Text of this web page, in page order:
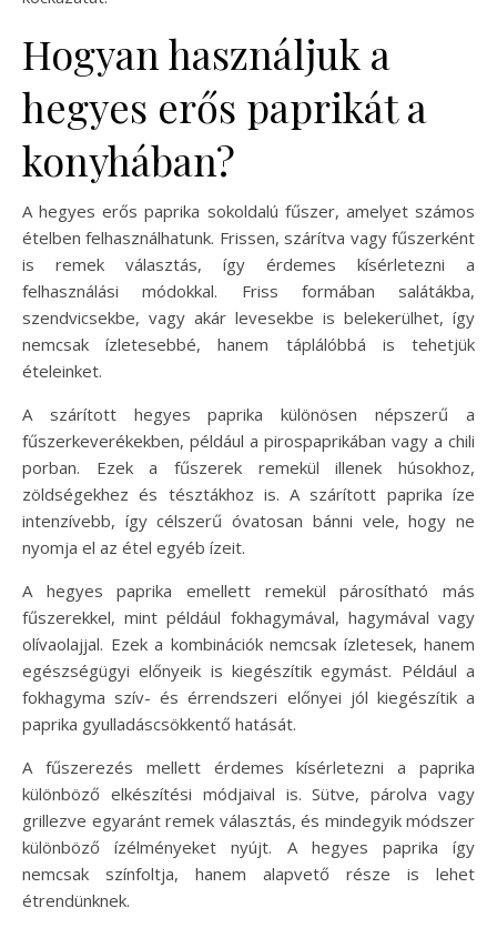
Hogyan használjuk a
hegyes erős paprikát a
konyhában?
A hegyes erős paprika sokoldalú fűszer, amelyet számos
ételben felhasználhatunk. Frissen, szárítva vagy fűszerként
is remek választás, így érdemes kísérletezni a
felhasználási módokkal. Friss formában salátákba,
szendvicsekbe, vagy akár levesekbe is belekerülhet, így
nemcsak ízletesebbé, hanem táplálóbbá is tehetjük
ételeinket.
A szárított hegyes paprika különösen népszerű a
fűszerkeverékekben, például a pirospaprikában vagy a chili
porban. Ezek a fűszerek remekül illenek húsokhoz,
zöldségekhez és tésztákhoz is. A szárított paprika íze
intenzívebb, így célszerű óvatosan bánni vele, hogy ne
nyomja el az étel egyéb ízeit.
A hegyes paprika emellett remekül párosítható más
fűszerekkel, mint például fokhagymával, hagymával vagy
olívaolajjal. Ezek a kombinációk nemcsak ízletesek, hanem
egészségügyi előnyeik is kiegészítik egymást. Például a
fokhagyma szív- és érrendszeri előnyei jól kiegészítik a
paprika gyulladáscsökkentő hatását.
A fűszerezés mellett érdemes kísérletezni a paprika
különböző elkészítési módjaival is. Sütve, párolva vagy
grillezve egyaránt remek választás, és mindegyik módszer
különböző ízélményeket nyújt. A hegyes paprika így
nemcsak színfoltja, hanem alapvető része is lehet
étrendünknek.